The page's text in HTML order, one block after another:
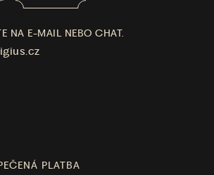
NA E-MAIL NEBO CHAT.
PLATBA